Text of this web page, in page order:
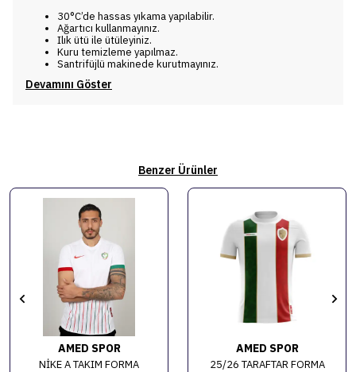
30°C’de hassas yıkama yapılabilir.
Ağartıcı kullanmayınız.
Ilık ütü ile ütüleyiniz.
Kuru temizleme yapılmaz.
Santrifüjlü makinede kurutmayınız.
Devamını Göster
Benzer Ürünler
AMED SPOR
NİKE A TAKIM FORMA
AMED SPOR
25/26 TARAFTAR FORMA